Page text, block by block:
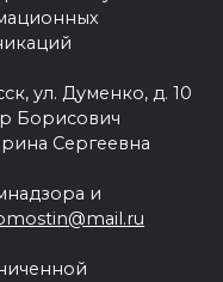
ул. Думенко, д. 10
Борисович
Сергеевна
и